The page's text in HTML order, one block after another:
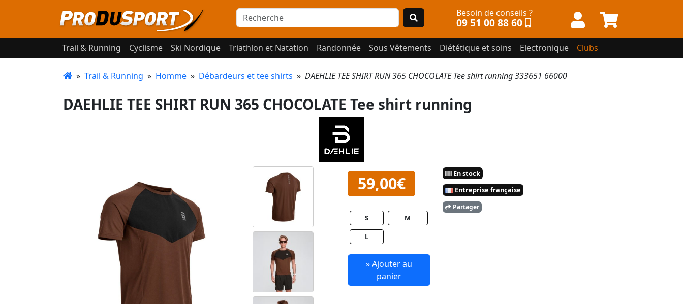
Besoin de conseils ?
09 51 00 88 60
Trail & Running Cyclisme Ski Nordique Triathlon et Natation Randonnée Sous Vêtements Diététique et soins Electronique Clubs
» Trail & Running » Homme » Débardeurs et tee shirts » DAEHLIE TEE SHIRT RUN 365 CHOCOLATE Tee shirt running 333651 66000
DAEHLIE TEE SHIRT RUN 365 CHOCOLATE Tee shirt running
59,00€
S M
L
» Ajouter au
panier
En stock
Entreprise française
Partager